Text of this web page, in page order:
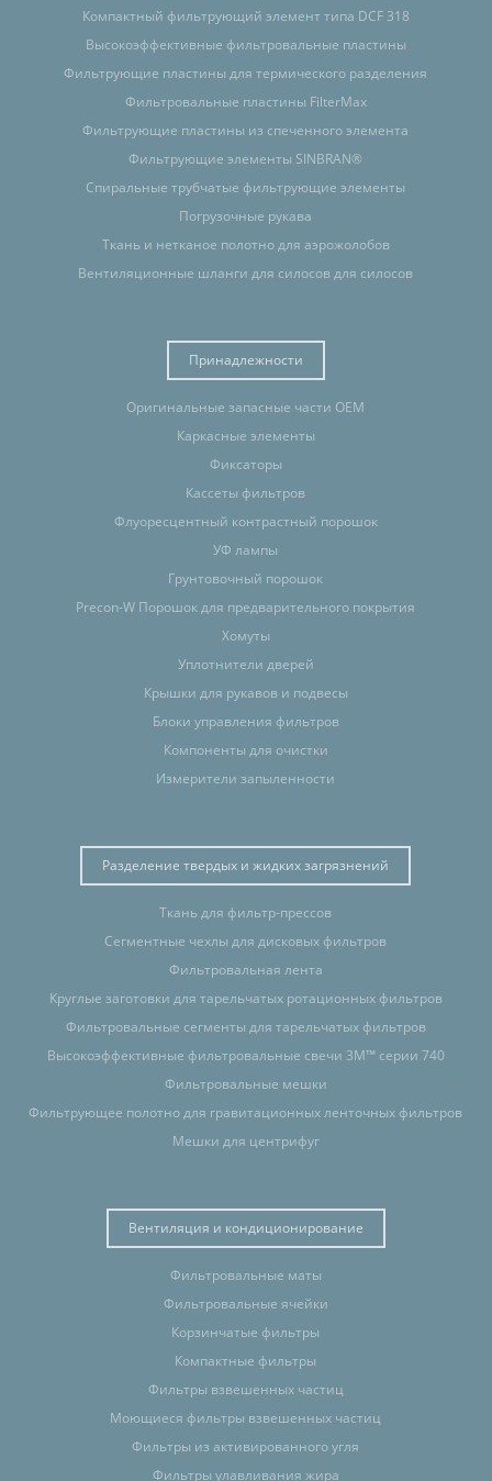
Компактный фильтрующий элемент типа DCF 318
Высокоэффективные фильтровальные пластины
Фильтрующие пластины для термического разделения
Фильтровальные пластины FilterMax
Фильтрующие пластины из спеченного элемента
Фильтрующие элементы SINBRAN®
Спиральные трубчатые фильтрующие элементы
Погрузочные рукава
Ткань и нетканое полотно для аэрожолобов
Вентиляционные шланги для силосов для силосов
Принадлежности
Оригинальные запасные части OEM
Каркасные элементы
Фиксаторы
Кассеты фильтров
Флуоресцентный контрастный порошок
УФ лампы
Грунтовочный порошок
Precon-W Порошок для предварительного покрытия
Хомуты
Уплотнители дверей
Крышки для рукавов и подвесы
Блоки управления фильтров
Компоненты для очистки
Измерители запыленности
Разделение твердых и жидких загрязнений
Ткань для фильтр-прессов
Сегментные чехлы для дисковых фильтров
Фильтровальная лента
Круглые заготовки для тарельчатых ротационных фильтров
Фильтровальные сегменты для тарельчатых фильтров
Высокоэффективные фильтровальные свечи 3M™ серии 740
Фильтровальные мешки
Фильтрующее полотно для гравитационных ленточных фильтров
Мешки для центрифуг
Вентиляция и кондиционирование
Фильтровальные маты
Фильтровальные ячейки
Корзинчатые фильтры
Компактные фильтры
Фильтры взвешенных частиц
Моющиеся фильтры взвешенных частиц
Фильтры из активированного угля
Фильтры улавливания жира